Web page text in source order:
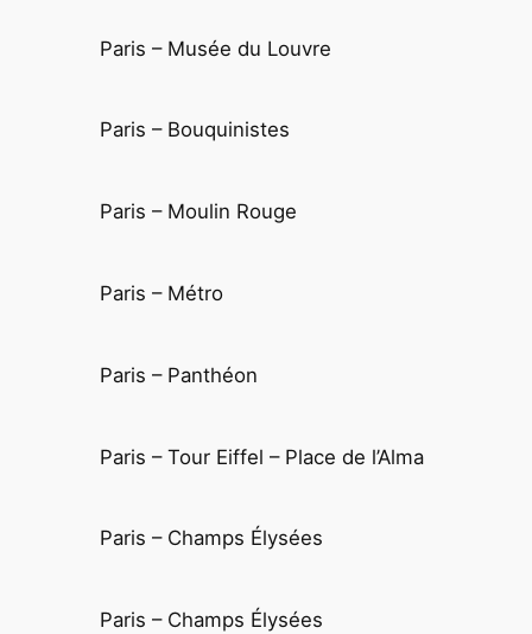
Paris – Musée du Louvre
Paris – Bouquinistes
Paris – Moulin Rouge
Paris – Métro
Paris – Panthéon
Paris – Tour Eiffel – Place de l’Alma
Paris – Champs Élysées
Paris – Champs Élysées